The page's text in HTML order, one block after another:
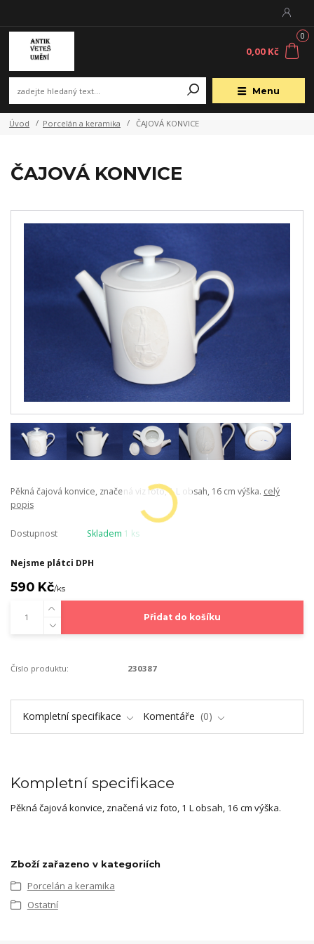
Menu
0
0,00 Kč
Úvod Porcelán a keramika ČAJOVÁ KONVICE
ČAJOVÁ KONVICE
Pěkná čajová konvice, značená viz foto, 1 L obsah, 16 cm výška. celý
popis
Dostupnost Skladem 1 ks
Nejsme plátci DPH
590 Kč/ks
Přidat do košíku
Číslo produktu: 230387
Kompletní specifikace Komentáře 0
Kompletní specifikace
Pěkná čajová konvice, značená viz foto, 1 L obsah, 16 cm výška.
Zboží zařazeno v kategoriích
Porcelán a keramika
Ostatní